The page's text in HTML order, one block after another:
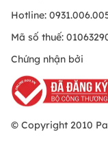
Hotline:
Mã số thuế:
Chứng nhận bởi
© Copyright 2010